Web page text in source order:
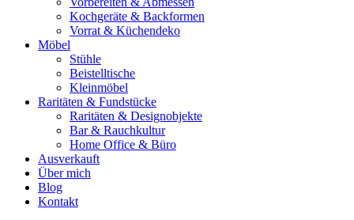
Kochgeräte & Backformen
Vorrat & Küchendeko
Möbel
Stühle
Beistelltische
Kleinmöbel
Raritäten & Fundstücke
Raritäten & Designobjekte
Bar & Rauchkultur
Home Office & Büro
Ausverkauft
Über mich
Blog
Kontakt